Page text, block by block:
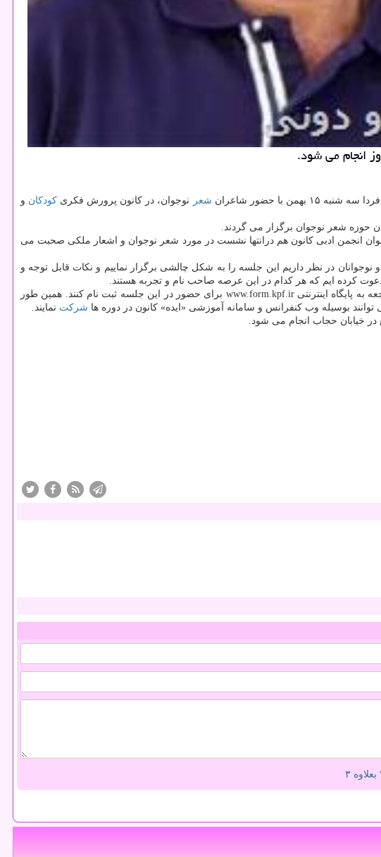
انجام می شود.
حضور شاعران شعر نوجوان، در كانون پرورش فكری كودكان و
شعر نوجوان برگزار می گردند.
انجمن ادبی كانون هم درانتها نشست در مورد شعر نوجوان و اشعار ملكی صحبت می
در نظر داریم این جلسه را به شكل چالشی برگزار نماییم و نكات قابل توجه و
كرده ایم كه هر كدام در این عرصه صاحب نام و تجربه هستند.
وی اضافه كرد: كارشناسان و مربیان كانون، اولیای تربیتی و سایر علاقه مندان تعلیم و تربیت در حوزه كودك و نوجوان می توانند با مراجعه به پایگاه اینترنتی www.form.kpf.ir برای حضور در این جلسه ثبت نام كنند. همین طور
بوسیله وب كنفرانس و سامانه آموزشی «ایده» كانون در دوره ها شركت نمایند.